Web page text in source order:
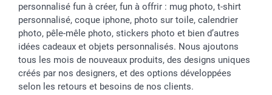
personnalisé fun à créer, fun à offrir : mug photo, t-shirt
personnalisé, coque iphone, photo sur toile, calendrier
photo, pêle-mêle photo, stickers photo et bien d’autres
idées cadeaux et objets personnalisés. Nous ajoutons
tous les mois de nouveaux produits, des designs uniques
créés par nos designers, et des options développées
selon les retours et besoins de nos clients.